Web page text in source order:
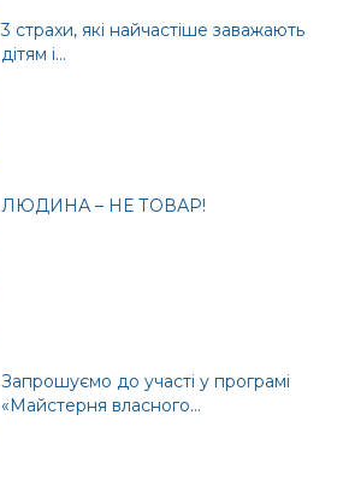
3 страхи, які найчастіше заважають
дітям і...
ЛЮДИНА – НЕ ТОВАР!
Запрошуємо до участі у програмі
«Майстерня власного...